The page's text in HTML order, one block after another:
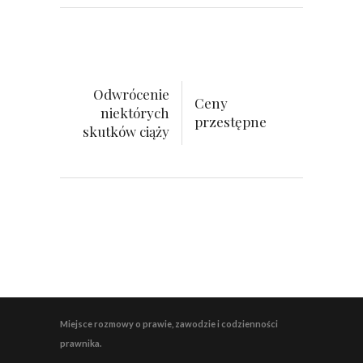
Odwrócenie
niektórych
skutków ciąży
Ceny
przestępne
Miejsce rozmowy o prawie, zawodzie i codzienności
prawnika.